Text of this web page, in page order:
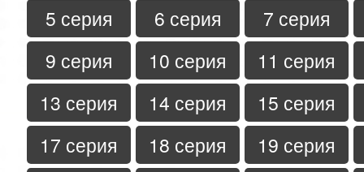
5 серия
6 серия
7 серия
9 серия
10 серия
11 серия
13 серия
14 серия
15 серия
17 серия
18 серия
19 серия